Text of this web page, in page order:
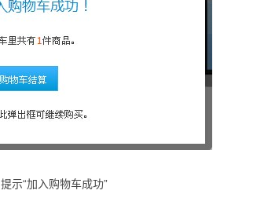
示“加入购物车成功”